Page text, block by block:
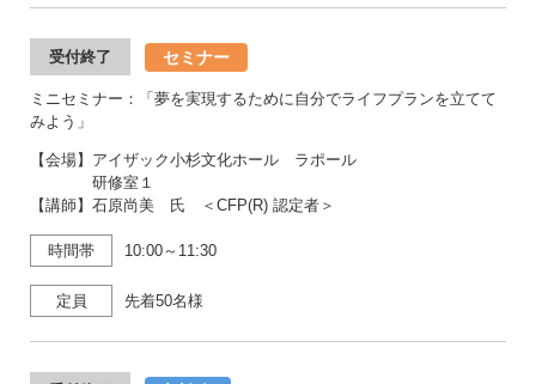
受付終了 セミナー
ミニセミナー：「夢を実現するために自分でライフプランを立てて
みよう」
【会場】アイザック小杉文化ホール ラポール
研修室１
【講師】石原尚美 氏 ＜CFP(R) 認定者＞
時間帯 10:00～11:30
定員 先着50名様